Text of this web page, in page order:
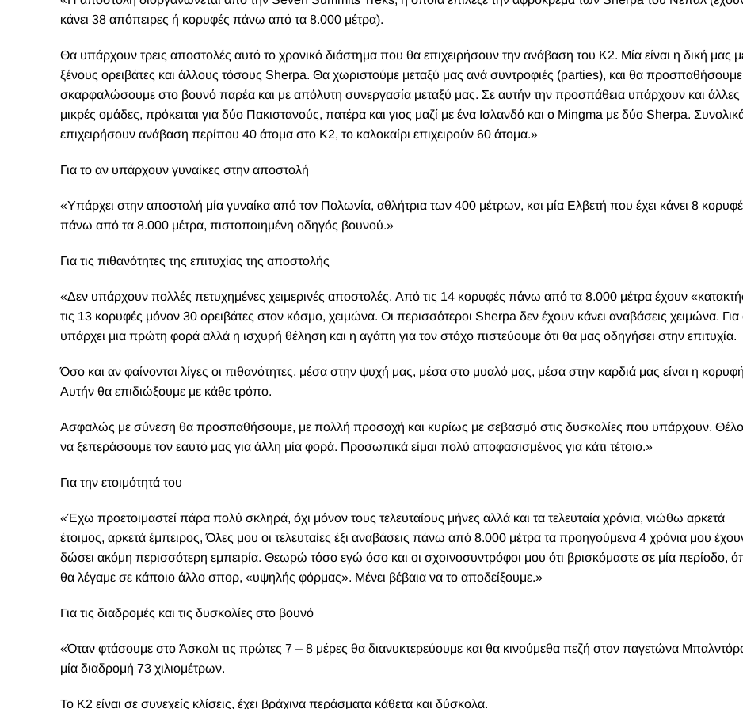
Αυτήν θα επιδιώξουμε με κάθε τρόπο.
Ασφαλώς με σύνεση θα προσπαθήσουμε, με πολλή προσοχή και κυρίως με σεβασμό στις δυσκολίες που υπάρχουν.
να ξεπεράσουμε τον εαυτό μας για άλλη μία φορά. Προσωπικά είμαι πολύ αποφασισμένος για κάτι τέτοιο.»
Για την ετοιμότητά του
«Έχω προετοιμαστεί πάρα πολύ σκληρά, όχι μόνον τους τελευταίους μήνες αλλά και τα τελευταία χρόνια, νιώθω αρκετά
έτοιμος, αρκετά έμπειρος, Όλες μου οι τελευταίες έξι αναβάσεις πάνω από 8.000 μέτρα τα προηγούμενα 4 χρόνια μου έχουν
δώσει ακόμη περισσότερη εμπειρία. Θεωρώ τόσο εγώ όσο και οι σχοινοσυντρόφοι μου ότι βρισκόμαστε σε μία περίοδο,
θα λέγαμε σε κάποιο άλλο σπορ, «υψηλής φόρμας». Μένει βέβαια να το αποδείξουμε.»
Για τις διαδρομές και τις δυσκολίες στο βουνό
«Όταν φτάσουμε στο Άσκολι τις πρώτες 7 – 8 μέρες θα διανυκτερεύουμε και θα κινούμεθα πεζή στον παγετώνα
μία διαδρομή 73 χιλιομέτρων.
Το Κ2 είναι σε συνεχείς κλίσεις, έχει βράχινα περάσματα κάθετα και δύσκολα.
Από το basecamp αφού κινηθείς σε έναν ομαλό παγετώνα, μετά αρχίζει η κόψη σε 40 -45 μοίρες μέχρι να φτάσεις στο
Από το camp 1 (6.100m.) για να φτάσεις στο camp 2 (6.700μ.) έχει δύσκολα αναρριχητικά περάσματα, το λεγόμενο
House's Chimney.
Για να φτάσεις στο camp 3 περνάς στο πιο δύσκολο κομμάτι, το λεγόμενο black pyramid, με αρκετές εκατοντάδες μέτρα σε
βράχο και πάγο, με κλίση έως και 60 μοίρες που πρέπει να ξεπεράσεις.
Από κει η διαδρομή μέχρι το camp 4 (7.700 μ.) είναι πιο ομαλή διαδρομή αλλά έχει επικινδυνότητα λόγω των χιονοστιβάδων
και του φρέσκου χιονιού που θα συσσωρευτεί.
Εν συνεχεία πρέπει να σκαρφαλώσεις έναν όρθιο τοίχο που φτάνει και τις 70 μοίρες για να οδηγηθείς στο λεγόμενο
μπουκαλιού», να κάνεις μία τραβέρσα σε 55 μοίρες αρκετά μακριά και ανηφορική κλίση, που από πάνω βάλλεται από
πάγου. Έπειτα έχεις μία πορεία 40 μοιρών για να φτάσεις στην κορυφή. (Το 2008 σε αυτό το σημείο έπεσαν πάγοι, έκοψαν
ομάδα στα δύο και 11 άτομα έχασαν τη ζωή τους).
Η τελική προσπάθεια μέχρι την κορυφή θέλει έξι μέρες. Για να έχουμε το παράθυρο καιρού, δηλαδή ιδανικές συνθήκες για
μέρες είναι αρκετά δύσκολο. Καλός καιρός σημαίνει θερμοκρασία 45-50 υπό το μηδέν, με τον αέρα να μην ξεπερνάει τα 30-
χλμ,.